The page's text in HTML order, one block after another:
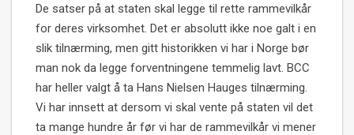
De satser på at staten skal legge til rette rammevilkår
for deres virksomhet. Det er absolutt ikke noe galt i en
slik tilnærming, men gitt historikken vi har i Norge bør
man nok da legge forventningene temmelig lavt. BCC
har heller valgt å ta Hans Nielsen Hauges tilnærming.
Vi har innsett at dersom vi skal vente på staten vil det
ta mange hundre år før vi har de rammevilkår vi mener